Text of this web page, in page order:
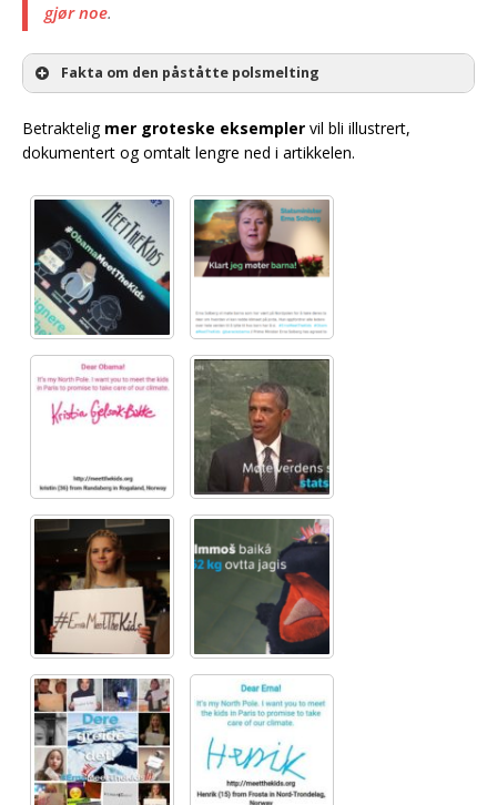
gjør noe.
Fakta om den påståtte polsmelting
Betraktelig mer groteske eksempler vil bli illustrert,
dokumentert og omtalt lengre ned i artikkelen.